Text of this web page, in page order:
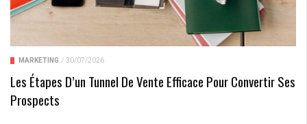
MARKETING / 30/07/2026
Les Étapes D’un Tunnel De Vente Efficace Pour Convertir Ses
Prospects